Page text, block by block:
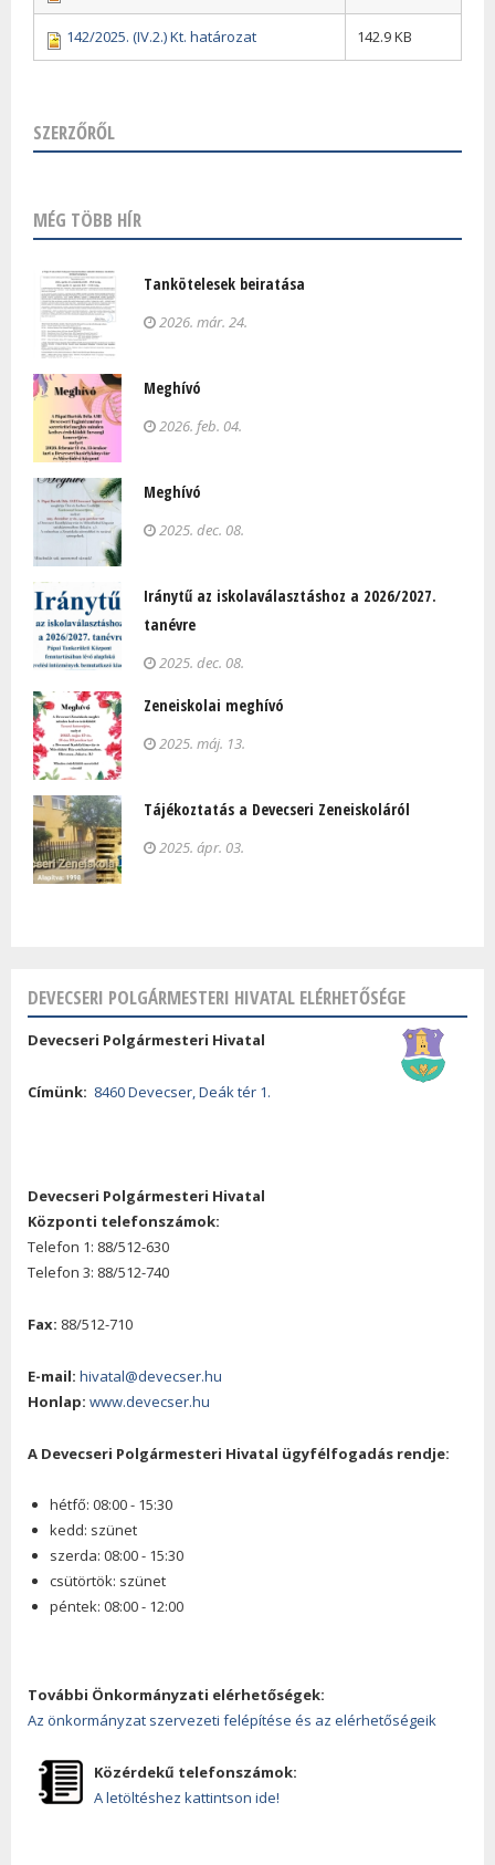
142/2025. (IV.2.) Kt. határozat 142.9 KB
SZERZŐRŐL
MÉG TÖBB HÍR
Tankötelesek beiratása
2026. már. 24.
Meghívó
2026. feb. 04.
Meghívó
2025. dec. 08.
Iránytű az iskolaválasztáshoz a 2026/2027.
tanévre
2025. dec. 08.
Zeneiskolai meghívó
2025. máj. 13.
Tájékoztatás a Devecseri Zeneiskoláról
2025. ápr. 03.
DEVECSERI POLGÁRMESTERI HIVATAL ELÉRHETŐSÉGE
Devecseri Polgármesteri Hivatal
Címünk: 8460 Devecser, Deák tér 1.
Devecseri Polgármesteri Hivatal
Központi telefonszámok:
Telefon 1: 88/512-630
Telefon 3: 88/512-740
Fax: 88/512-710
E-mail: hivatal@devecser.hu
Honlap: www.devecser.hu
A Devecseri Polgármesteri Hivatal ügyfélfogadás rendje:
hétfő: 08:00 - 15:30
kedd: szünet
szerda: 08:00 - 15:30
csütörtök: szünet
péntek: 08:00 - 12:00
További Önkormányzati elérhetőségek:
Az önkormányzat szervezeti felépítése és az elérhetőségeik
Közérdekű telefonszámok:
A letöltéshez kattintson ide!